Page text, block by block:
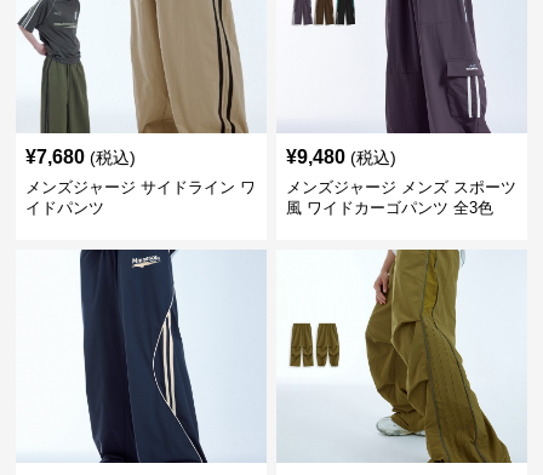
¥7,680 (税込)
メンズジャージ サイドライン ワ
イドパンツ
¥9,480 (税込)
メンズジャージ メンズ スポーツ
風 ワイドカーゴパンツ 全3色